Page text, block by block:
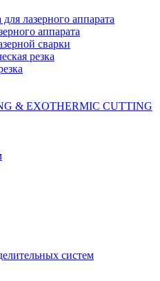
лазерного аппарата
аппарата
сварки
резка
& EXOTHERMIC CUTTING
систем